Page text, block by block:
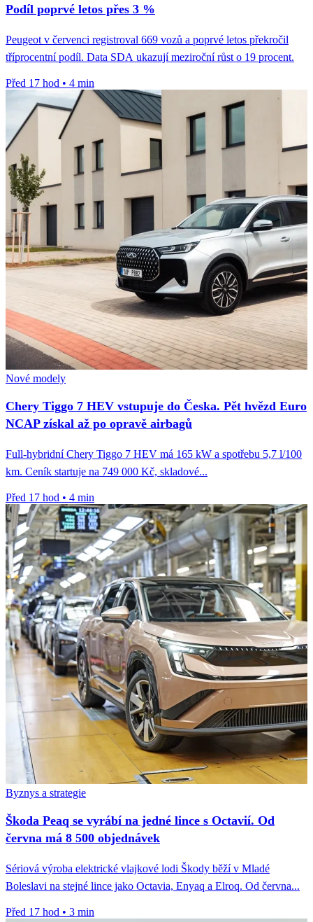
Podíl poprvé letos přes 3 %
Peugeot v červenci registroval 669 vozů a poprvé letos překročil
tříprocentní podíl. Data SDA ukazují meziroční růst o 19 procent.
Před 17 hod • 4 min
Nové modely
Chery Tiggo 7 HEV vstupuje do Česka. Pět hvězd Euro
NCAP získal až po opravě airbagů
Full-hybridní Chery Tiggo 7 HEV má 165 kW a spotřebu 5,7 l/100
km. Ceník startuje na 749 000 Kč, skladové...
Před 17 hod • 4 min
Byznys a strategie
Škoda Peaq se vyrábí na jedné lince s Octavií. Od
června má 8 500 objednávek
Sériová výroba elektrické vlajkové lodi Škody běží v Mladé
Boleslavi na stejné lince jako Octavia, Enyaq a Elroq. Od června...
Před 17 hod • 3 min